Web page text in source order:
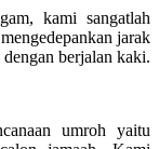
kami sangatlah
jarak
berjalan kaki.
umroh yaitu